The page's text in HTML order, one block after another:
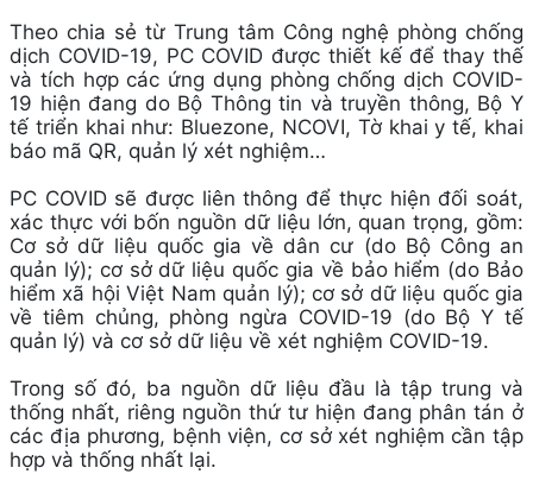
Theo chia sẻ từ Trung tâm Công nghệ phòng chống
dịch COVID-19, PC COVID được thiết kế để thay thế
và tích hợp các ứng dụng phòng chống dịch COVID-
19 hiện đang do Bộ Thông tin và truyền thông, Bộ Y
tế triển khai như: Bluezone, NCOVI, Tờ khai y tế, khai
báo mã QR, quản lý xét nghiệm…
PC COVID sẽ được liên thông để thực hiện đối soát,
xác thực với bốn nguồn dữ liệu lớn, quan trọng, gồm:
Cơ sở dữ liệu quốc gia về dân cư (do Bộ Công an
quản lý); cơ sở dữ liệu quốc gia về bảo hiểm (do Bảo
hiểm xã hội Việt Nam quản lý); cơ sở dữ liệu quốc gia
về tiêm chủng, phòng ngừa COVID-19 (do Bộ Y tế
quản lý) và cơ sở dữ liệu về xét nghiệm COVID-19.
Trong số đó, ba nguồn dữ liệu đầu là tập trung và
thống nhất, riêng nguồn thứ tư hiện đang phân tán ở
các địa phương, bệnh viện, cơ sở xét nghiệm cần tập
hợp và thống nhất lại.